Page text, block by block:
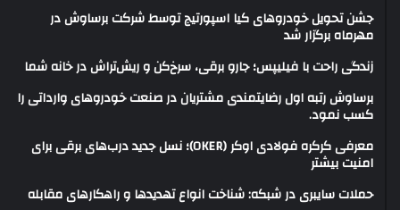
جشن تحویل خودروهای کیا اسپورتیج توسط شرکت برساوش در
مهرماه برگزار شد
زندگی راحت با فیلیپس؛ جارو برقی، سرخ‌کن و ریش‌تراش در خانه شما
برساوش رتبه اول رضایتمندی مشتریان در صنعت خودروهای وارداتی را
کسب نمود.
معرفی کرکره فولادی اوکر (OKER)؛ نسل جدید درب‌های برقی برای
امنیت بیشتر
حملات سایبری در شبکه: شناخت انواع تهدیدها و راهکارهای مقابله